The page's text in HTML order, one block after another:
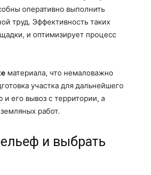
оперативно выполнить
труд. Эффективность таких
и оптимизирует процесс
материала, что немаловажно
участка для дальнейшего
и его вывоз с территории, а
работ.
и выбрать